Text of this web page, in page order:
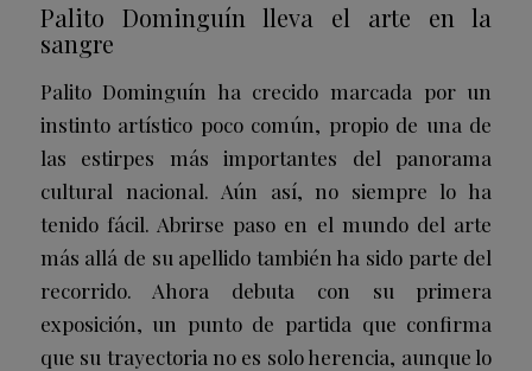
Palito Dominguín lleva el arte en la
sangre
Palito Dominguín ha crecido marcada por un
instinto artístico poco común, propio de una de
las estirpes más importantes del panorama
cultural nacional. Aún así, no siempre lo ha
tenido fácil. Abrirse paso en el mundo del arte
más allá de su apellido también ha sido parte del
recorrido. Ahora debuta con su primera
exposición, un punto de partida que confirma
que su trayectoria no es solo herencia, aunque lo